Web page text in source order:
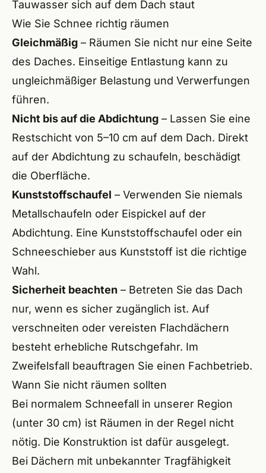
Tauwasser sich auf dem Dach staut
Wie Sie Schnee richtig räumen
Gleichmäßig – Räumen Sie nicht nur eine Seite
des Daches. Einseitige Entlastung kann zu
ungleichmäßiger Belastung und Verwerfungen
führen.
Nicht bis auf die Abdichtung – Lassen Sie eine
Restschicht von 5–10 cm auf dem Dach. Direkt
auf der Abdichtung zu schaufeln, beschädigt
die Oberfläche.
Kunststoffschaufel – Verwenden Sie niemals
Metallschaufeln oder Eispickel auf der
Abdichtung. Eine Kunststoffschaufel oder ein
Schneeschieber aus Kunststoff ist die richtige
Wahl.
Sicherheit beachten – Betreten Sie das Dach
nur, wenn es sicher zugänglich ist. Auf
verschneiten oder vereisten Flachdächern
besteht erhebliche Rutschgefahr. Im
Zweifelsfall beauftragen Sie einen Fachbetrieb.
Wann Sie nicht räumen sollten
Bei normalem Schneefall in unserer Region
(unter 30 cm) ist Räumen in der Regel nicht
nötig. Die Konstruktion ist dafür ausgelegt.
Bei Dächern mit unbekannter Tragfähigkeit